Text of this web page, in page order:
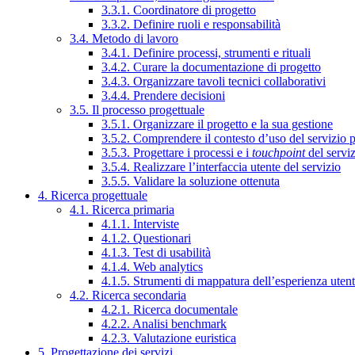
3.3.1. Coordinatore di progetto
3.3.2. Definire ruoli e responsabilità
3.4. Metodo di lavoro
3.4.1. Definire processi, strumenti e rituali
3.4.2. Curare la documentazione di progetto
3.4.3. Organizzare tavoli tecnici collaborativi
3.4.4. Prendere decisioni
3.5. Il processo progettuale
3.5.1. Organizzare il progetto e la sua gestione
3.5.2. Comprendere il contesto d’uso del servizio
3.5.3. Progettare i processi e i touchpointdel
3.5.4. Realizzare l’interfaccia utente del servizio
3.5.5. Validare la soluzione ottenuta
4. Ricerca progettuale
4.1. Ricerca primaria
4.1.1. Interviste
4.1.2. Questionari
4.1.3. Test di usabilità
4.1.4. Web analytics
4.1.5. Strumenti di mappatura dell’esperienza
4.2. Ricerca secondaria
4.2.1. Ricerca documentale
4.2.2. Analisi benchmark
4.2.3. Valutazione euristica
5. Progettazione dei servizi